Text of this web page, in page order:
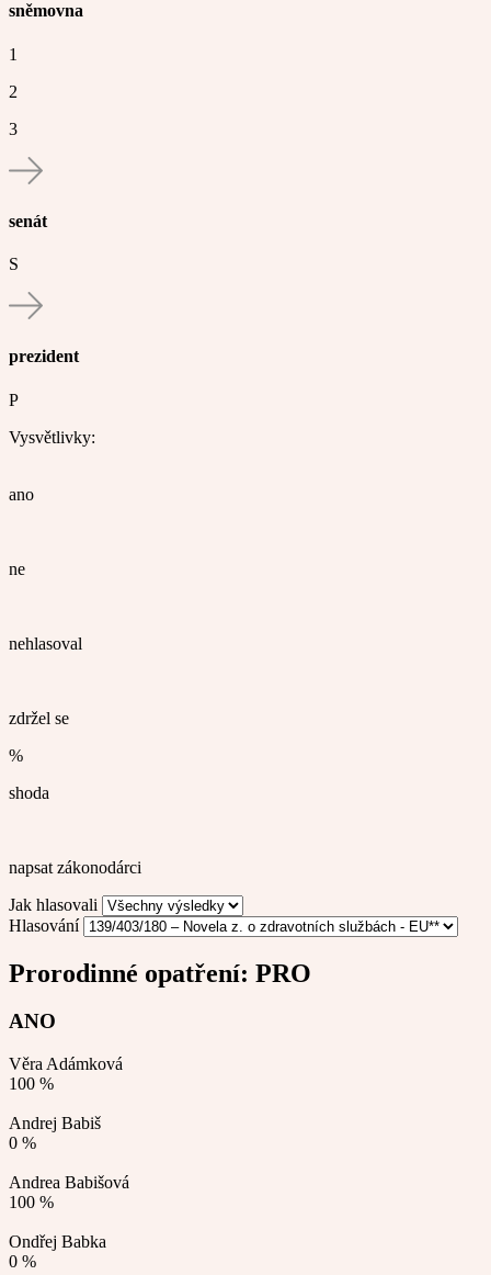
sněmovna
1
2
3
senát
S
prezident
P
Vysvětlivky:
ano
ne
nehlasoval
zdržel se
%
shoda
napsat zákonodárci
Jak hlasovali
Hlasování
Prorodinné opatření: PRO
ANO
Věra Adámková
100 %
Andrej Babiš
0 %
Andrea Babišová
100 %
Ondřej Babka
0 %